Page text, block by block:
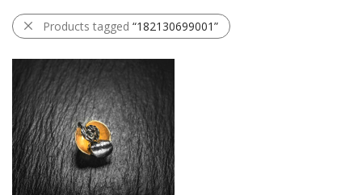
Products tagged “182130699001”